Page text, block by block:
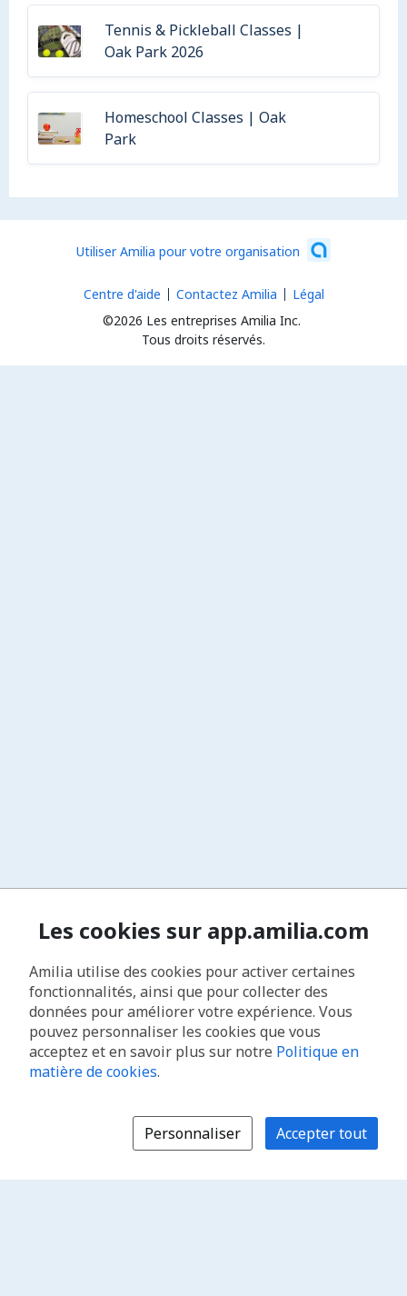
Tennis & Pickleball Classes |
Oak Park 2026
Homeschool Classes | Oak
Park
Utiliser Amilia pour votre organisation
©2026 Les entreprises Amilia Inc.
Tous droits réservés.
Centre d'aide Contactez Amilia Légal
Les cookies sur app.amilia.com
Amilia utilise des cookies pour activer certaines
fonctionnalités, ainsi que pour collecter des
données pour améliorer votre expérience. Vous
pouvez personnaliser les cookies que vous
acceptez et en savoir plus sur notre Politique en
matière de cookies.
Personnaliser Accepter tout